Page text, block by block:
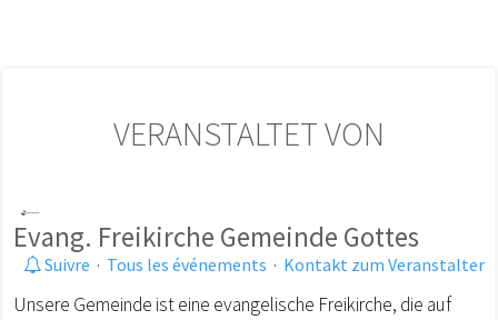
VERANSTALTET VON
Evang. Freikirche Gemeinde Gottes
Suivre · Tous les événements · Kontakt zum Veranstalter
Unsere Gemeinde ist eine evangelische Freikirche, die auf